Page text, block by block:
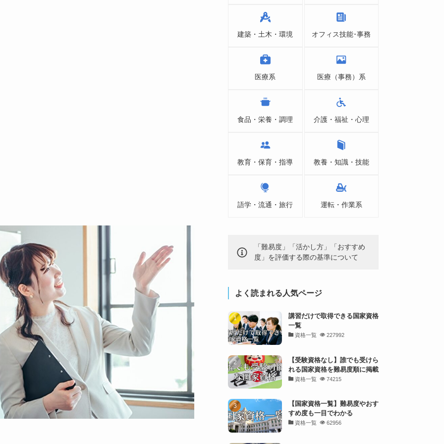
建築・土木・環境 オフィス技能･事務
医療系 医療（事務）系
食品・栄養・調理 介護・福祉・心理
教育・保育・指導 教養・知識・技能
語学・流通・旅行 運転・作業系
「難易度」「活かし方」「おすすめ
度」を評価する際の基準について
よく読まれる人気ページ
講習だけで取得できる国家資格
一覧
資格一覧 227992
【受験資格なし】誰でも受けら
れる国家資格を難易度順に掲載
資格一覧 74215
【国家資格一覧】難易度やおす
すめ度も一目でわかる
資格一覧 62956